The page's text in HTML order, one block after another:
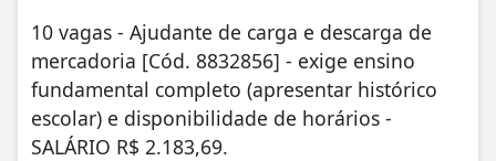
10 vagas - Ajudante de carga e descarga de
mercadoria [Cód. 8832856] - exige ensino
fundamental completo (apresentar histórico
escolar) e disponibilidade de horários -
SALÁRIO R$ 2.183,69.